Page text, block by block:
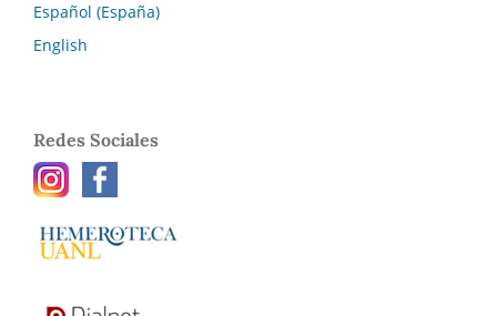
Español (España)
English
Redes Sociales